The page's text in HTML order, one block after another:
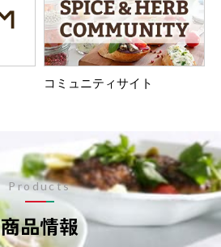
コミュニティサイト
商品情報
Products